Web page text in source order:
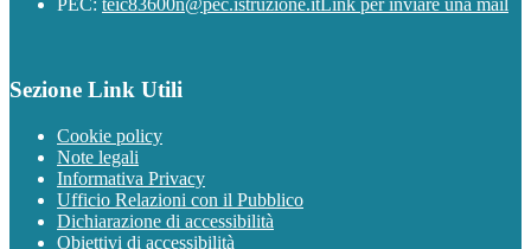
Sezione Link Utili
Cookie policy
Note legali
Informativa Privacy
Ufficio Relazioni con il Pubblico
Dichiarazione di accessibilità
Obiettivi di accessibilità